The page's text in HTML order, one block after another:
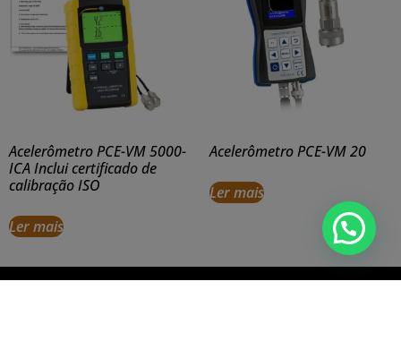
Acelerômetro PCE-VM 5000-
ICA Inclui certificado de
calibração ISO
Ler mais
Acelerômetro PCE-VM 20
Ler mais